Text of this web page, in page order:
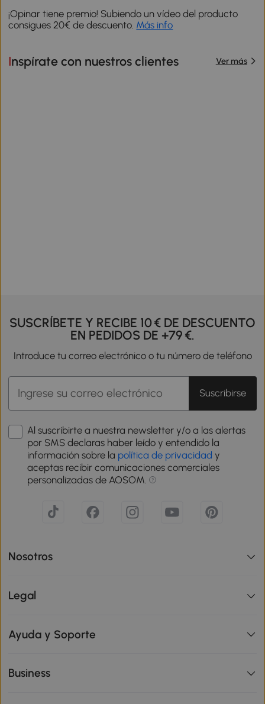
¡Opinar tiene premio! Subiendo un vídeo del producto
consigues 20€ de descuento. Más info
Inspírate con nuestros clientes Ver más
SUSCRÍBETE Y RECIBE 10 € DE DESCUENTO
EN PEDIDOS DE +79 €.
Introduce tu correo electrónico o tu número de teléfono
Suscribirse
Al suscribirte a nuestra newsletter y/o a las alertas
por SMS declaras haber leído y entendido la
información sobre la política de privacidad y
aceptas recibir comunicaciones comerciales
personalizadas de AOSOM.
Nosotros
Legal
Ayuda y Soporte
Business